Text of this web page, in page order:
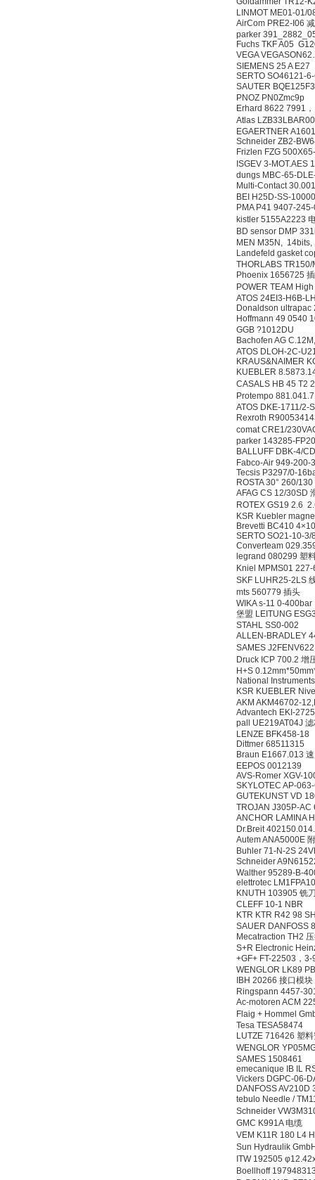
LINMOT ME01-01/
AirCom PRE2-I06
parker
Fuchs TKF A05
VEGA
SIEMENS 25 A E27
SERTO SO46121-
SAUTER
PNOZ PN0Zmc9p
Erhard 8622 7991
Atlas
EGAERTNER
Schneider ZB2-
Frizlen FZG
ISGEV 3-MOT.AES
dungs MBC-65-
Multi-Contact
BEI H25D-SS-
PMA P41 9407-
kistler 5155A2223
BD sensor DMP
MEN M35N,
Landefeld gasket
THORLABS
Phoenix 1656725
POWER TEAM
ATOS 24EI3-H6B-
Donaldson
Hoffmann 49 0540
GGB ?1012DU
Bachofen AG
ATOS DLOH-2C-
KRAUS&NAIMER
KUEBLER
CASALS HB 45 T2
Protempo
ATOS DKE-1711/2-
Rexroth
comat CRE1/
parker 143285-
BALLUFF DBK-4/
Fabco-Air 949-200-
Tecsis P3297/0-
ROSTA 30° 260/
AFAG CS 12/30SD
ROTEX GS19 2.6
KSR Kuebler
Brevetti BC410
SERTO SO21-10-
Converteam
legrand 080299 塑
Kniel MPMS01
SKF LUHR25-2LS
mts 560779 插头
WIKA s-11 0-
堡盟 LEITUNG
STAHL SS0-002
ALLEN-BRADLEY
SAMES
Druck ICP 700.2 增
H+S
National
KSR KUEBLER
AKM AKM46702-
Advantech EKI-
pall UE219AT04J 滤
LENZE BFK458-18
Dittmer 68511315
Braun E1667.013
EEPOS 0012139
AVS-Romer XGV-
SKYLOTEC AP-
GUTEKUNST VD
TROJAN J305P-
ANCHOR LAMINA
Dr.Breit
Autem ANA5000E
Buhler 71-N-2S
Schneider
Walther 95289-B-
elettrotec
KNUTH 103905 铣
CLEFF 10-1 NBR
KTR KTR R42 98
SAUER DANFOSS
Mecatraction TH2
S+R Electronic
+GF+ FT-22503，
WENGLOR LK89
IBH 20266 接口模块
Ringspann 4457-
Ac-motoren ACM
Flaig + Hommel
Tesa TESA58474
LUTZE 716426 塑
WENGLOR
SAMES 1508461
emecanique IB IL
Vickers DGPC-06-
DANFOSS
tebulo Needle /
Schneider
GMC K991A 电缆
VEM K11R 180 L4
Sun Hydraulik
ITW 192505
Boellhoff